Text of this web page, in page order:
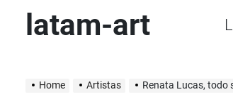
latam-art
Home Artistas Renata Lucas, todo